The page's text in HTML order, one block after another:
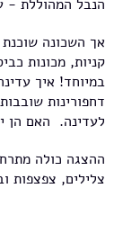
הנבל המהוללת -
אך השכונה
קניות, מכונות
במיוחד! איך
דחפורינות
לעדינה. האם הן
ההצגה כולה
צלילים, צפצפות